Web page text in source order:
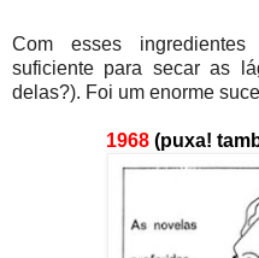
Com esses
suficiente para secar as
delas?). Foi um enorme
1968 (puxa!